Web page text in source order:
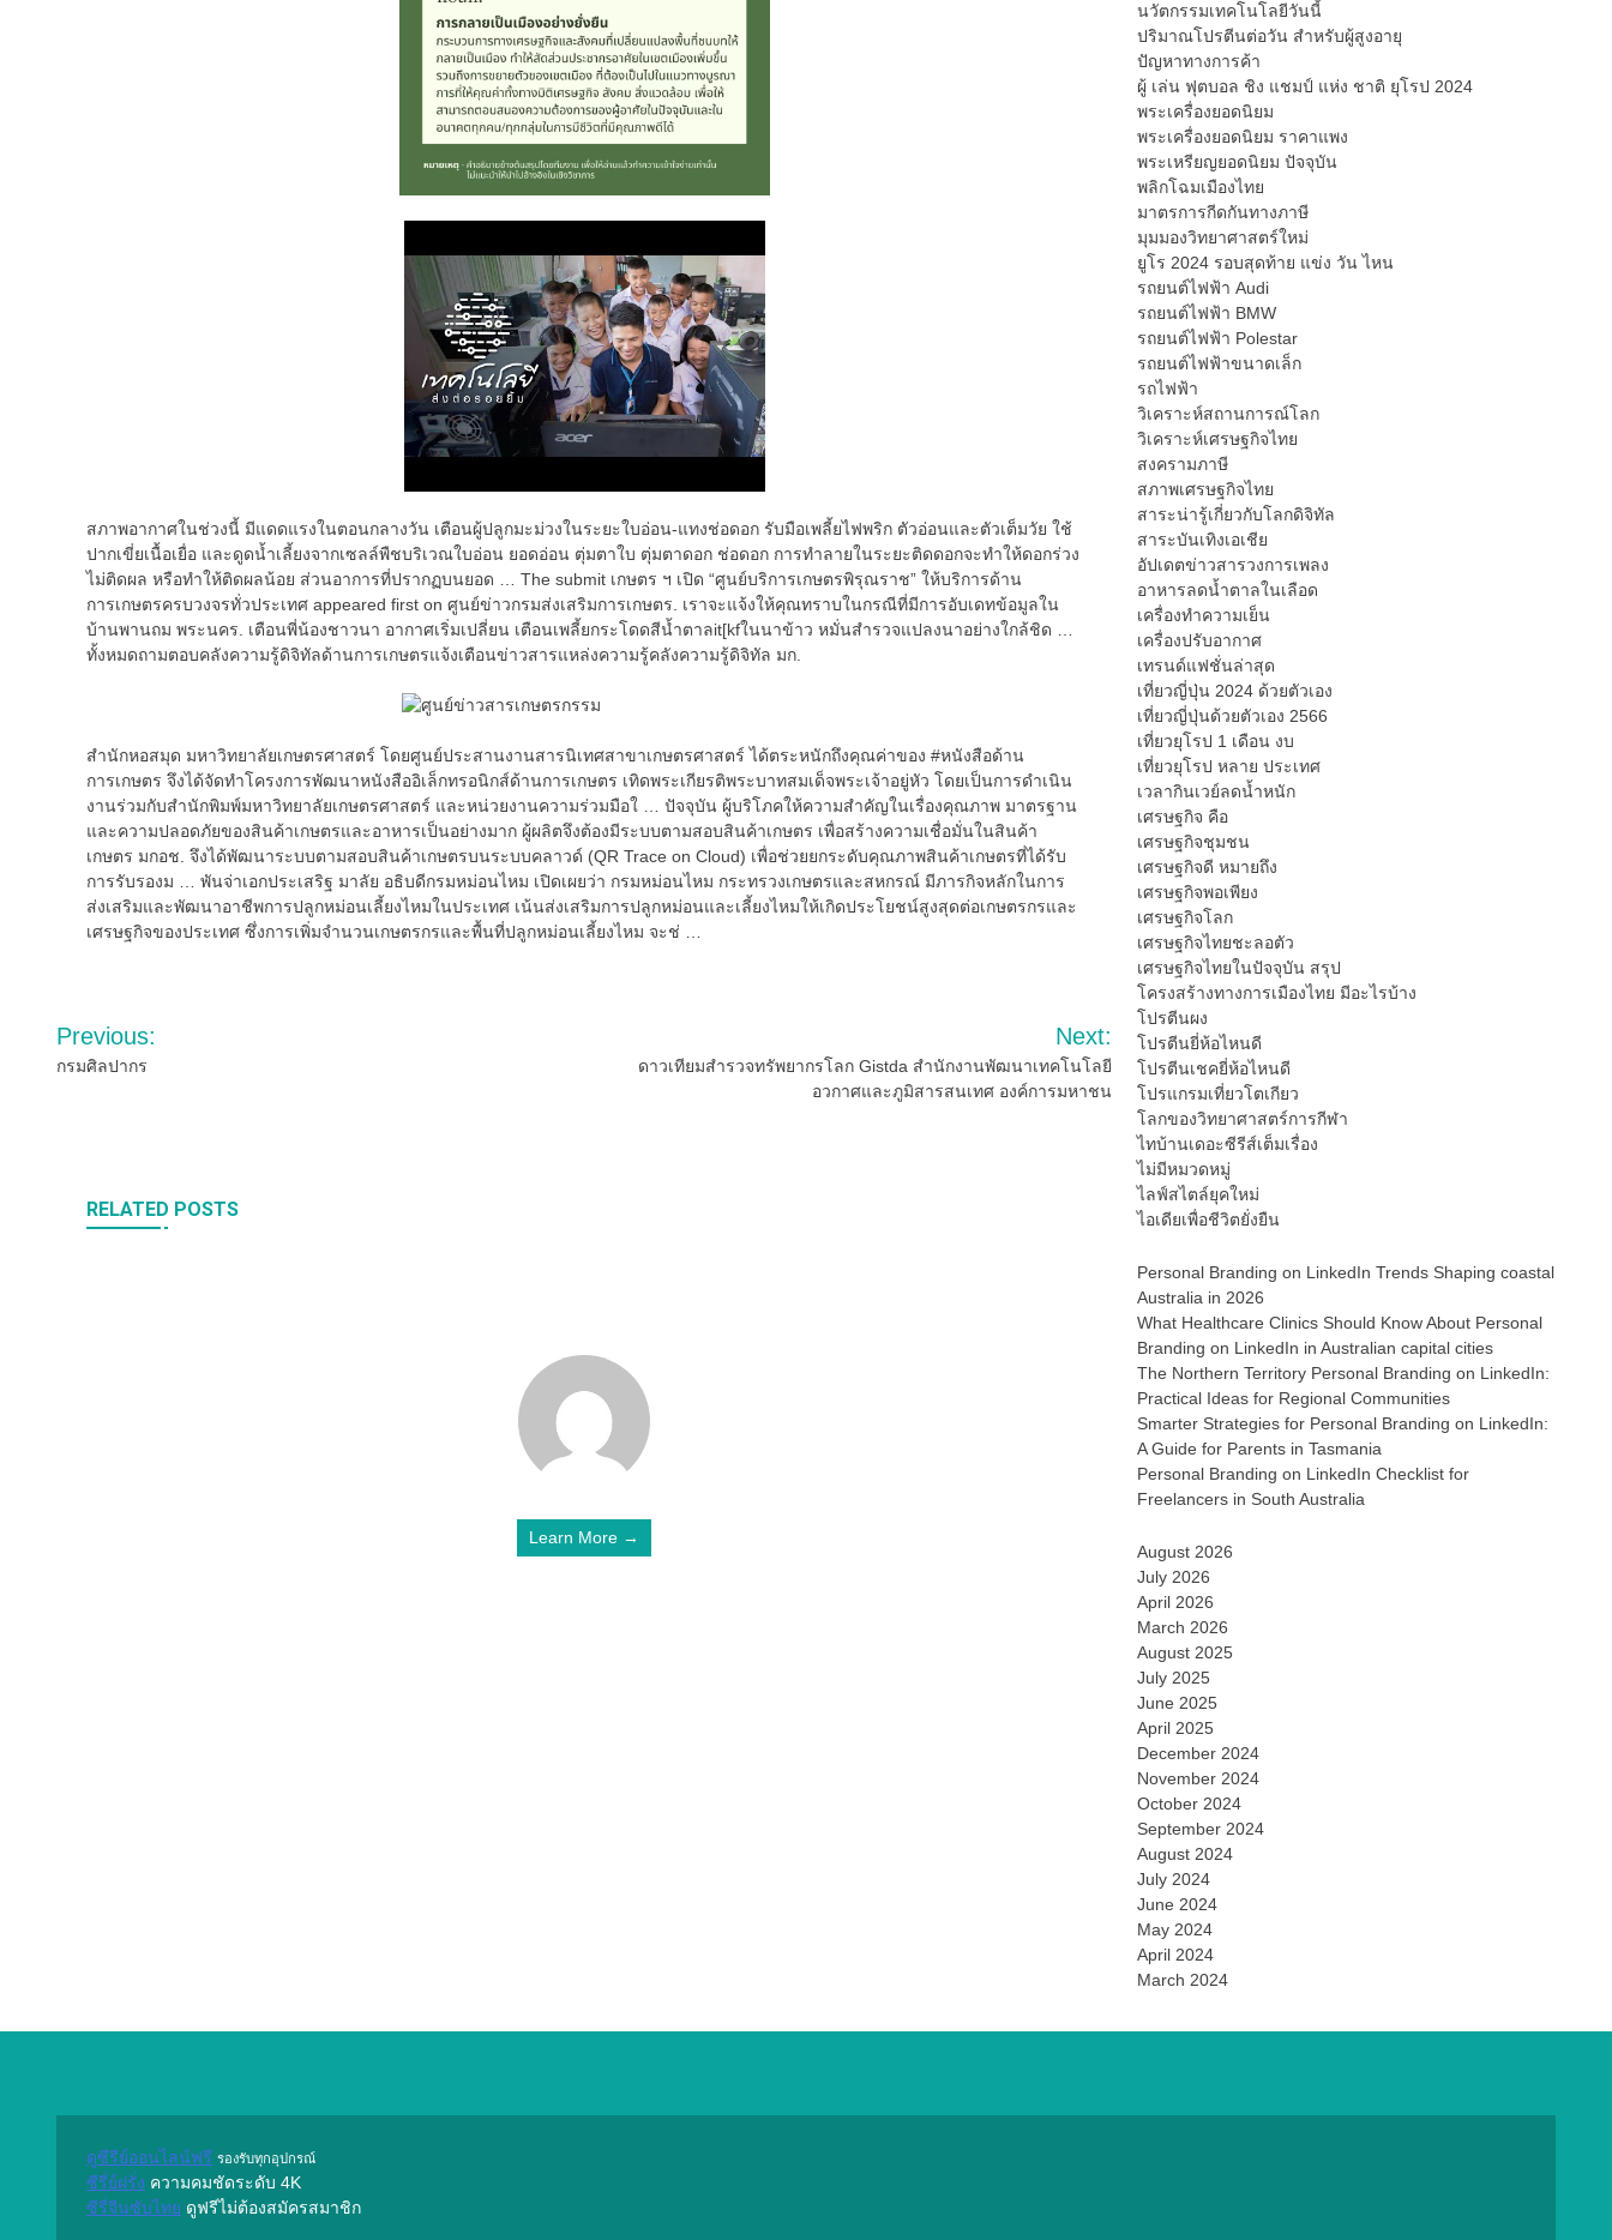
สภาพอากาศในช่วงนี้ มีแดดแรงในตอนกลางวัน เตือนผู้ปลูกมะม่วงในระยะใบอ่อน-แทงช่อดอก รับมือเพลี้ยไฟพริก ตัวอ่อนและตัวเต็มวัย ใช้
ปากเขี่ยเนื้อเยื่อ และดูดน้ำเลี้ยงจากเซลล์พืชบริเวณใบอ่อน ยอดอ่อน ตุ่มตาใบ ตุ่มตาดอก ช่อดอก การทำลายในระยะติดดอกจะทำให้ดอกร่วง
ไม่ติดผล หรือทำให้ติดผลน้อย ส่วนอาการที่ปรากฏบนยอด … The submit เกษตร ฯ เปิด “ศูนย์บริการเกษตรพิรุณราช” ให้บริการด้าน
การเกษตรครบวงจรทั่วประเทศ appeared first on ศูนย์ข่าวกรมส่งเสริมการเกษตร. เราจะแจ้งให้คุณทราบในกรณีที่มีการอับเดทข้อมูลใน
บ้านพานถม พระนคร. เตือนพี่น้องชาวนา​ อากาศเริ่มเปลี่ยน เตือนเพลี้ยกระโดดสีน้ำตาลit[kfในนาข้าว หมั่นสำรวจแปลงนาอย่างใกล้ชิด …
ทั้งหมดถามตอบคลังความรู้ดิจิทัลด้านการเกษตรแจ้งเตือนข่าวสารแหล่งความรู้คลังความรู้ดิจิทัล มก.
สำนักหอสมุด มหาวิทยาลัยเกษตรศาสตร์ โดยศูนย์ประสานงานสารนิเทศสาขาเกษตรศาสตร์ ได้ตระหนักถึงคุณค่าของ #หนังสือด้าน
การเกษตร จึงได้จัดทำโครงการพัฒนาหนังสืออิเล็กทรอนิกส์ด้านการเกษตร เทิดพระเกียรติพระบาทสมเด็จพระเจ้าอยู่หัว โดยเป็นการดำเนิน
งานร่วมกับสำนักพิมพ์มหาวิทยาลัยเกษตรศาสตร์ และหน่วยงานความร่วมมือใ … ปัจจุบัน ผู้บริโภคให้ความสำคัญในเรื่องคุณภาพ มาตรฐาน
และความปลอดภัยของสินค้าเกษตรและอาหารเป็นอย่างมาก ผู้ผลิตจึงต้องมีระบบตามสอบสินค้าเกษตร เพื่อสร้างความเชื่อมั่นในสินค้า
เกษตร มกอช. จึงได้พัฒนาระบบตามสอบสินค้าเกษตรบนระบบคลาวด์ (QR Trace on Cloud) เพื่อช่วยยกระดับคุณภาพสินค้าเกษตรที่ได้รับ
การรับรองม … พันจ่าเอกประเสริฐ มาลัย อธิบดีกรมหม่อนไหม เปิดเผยว่า กรมหม่อนไหม กระทรวงเกษตรและสหกรณ์ มีภารกิจหลักในการ
ส่งเสริมและพัฒนาอาชีพการปลูกหม่อนเลี้ยงไหมในประเทศ เน้นส่งเสริมการปลูกหม่อนและเลี้ยงไหมให้เกิดประโยชน์สูงสุดต่อเกษตรกรและ
เศรษฐกิจของประเทศ ซึ่งการเพิ่มจำนวนเกษตรกรและพื้นที่ปลูกหม่อนเลี้ยงไหม จะช่ …
Post
navigation
Previous:
กรมศิลปากร
Next:
ดาวเทียมสำรวจทรัพยากรโลก Gistda สำนักงานพัฒนาเทคโนโลยี
อวกาศและภูมิสารสนเทศ องค์การมหาชน
RELATED POSTS
Learn More →
นวัตกรรมเทคโนโลยีวันนี้
ปริมาณโปรตีนต่อวัน สำหรับผู้สูงอายุ
ปัญหาทางการค้า
ผู้ เล่น ฟุตบอล ชิง แชมป์ แห่ง ชาติ ยุโรป 2024
พระเครื่องยอดนิยม
พระเครื่องยอดนิยม ราคาแพง
พระเหรียญยอดนิยม ปัจจุบัน
พลิกโฉมเมืองไทย
มาตรการกีดกันทางภาษี
มุมมองวิทยาศาสตร์ใหม่
ยูโร 2024 รอบสุดท้าย แข่ง วัน ไหน
รถยนต์ไฟฟ้า Audi
รถยนต์ไฟฟ้า BMW
รถยนต์ไฟฟ้า Polestar
รถยนต์ไฟฟ้าขนาดเล็ก
รถไฟฟ้า
วิเคราะห์สถานการณ์โลก
วิเคราะห์เศรษฐกิจไทย
สงครามภาษี
สภาพเศรษฐกิจไทย
สาระน่ารู้เกี่ยวกับโลกดิจิทัล
สาระบันเทิงเอเชีย
อัปเดตข่าวสารวงการเพลง
อาหารลดน้ำตาลในเลือด
เครื่องทำความเย็น
เครื่องปรับอากาศ
เทรนด์แฟชั่นล่าสุด
เที่ยวญี่ปุ่น 2024 ด้วยตัวเอง
เที่ยวญี่ปุ่นด้วยตัวเอง 2566
เที่ยวยุโรป 1 เดือน งบ
เที่ยวยุโรป หลาย ประเทศ
เวลากินเวย์ลดน้ำหนัก
เศรษฐกิจ คือ
เศรษฐกิจชุมชน
เศรษฐกิจดี หมายถึง
เศรษฐกิจพอเพียง
เศรษฐกิจโลก
เศรษฐกิจไทยชะลอตัว
เศรษฐกิจไทยในปัจจุบัน สรุป
โครงสร้างทางการเมืองไทย มีอะไรบ้าง
โปรตีนผง
โปรตีนยี่ห้อไหนดี
โปรตีนเชคยี่ห้อไหนดี
โปรแกรมเที่ยวโตเกียว
โลกของวิทยาศาสตร์การกีฬา
ไทบ้านเดอะซีรีส์เต็มเรื่อง
ไม่มีหมวดหมู่
ไลฟ์สไตล์ยุคใหม่
ไอเดียเพื่อชีวิตยั่งยืน
Personal Branding on LinkedIn Trends Shaping coastal
Australia in 2026
What Healthcare Clinics Should Know About Personal
Branding on LinkedIn in Australian capital cities
The Northern Territory Personal Branding on LinkedIn:
Practical Ideas for Regional Communities
Smarter Strategies for Personal Branding on LinkedIn:
A Guide for Parents in Tasmania
Personal Branding on LinkedIn Checklist for
Freelancers in South Australia
August 2026
July 2026
April 2026
March 2026
August 2025
July 2025
June 2025
April 2025
December 2024
November 2024
October 2024
September 2024
August 2024
July 2024
June 2024
May 2024
April 2024
March 2024
ดูซีรีย์ออนไลน์ฟรี รองรับทุกอุปกรณ์
ซีรี่ย์ฝรั่ง ความคมชัดระดับ 4K
ซีรี่จีนซับไทย ดูฟรีไม่ต้องสมัครสมาชิก